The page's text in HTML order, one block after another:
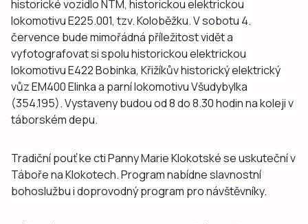
historické vozidlo NTM, historickou elektrickou
lokomotivu E225.001, tzv. Koloběžku. V sobotu 4.
července bude mimořádná příležitost vidět a
vyfotografovat si spolu historickou elektrickou
lokomotivu E422 Bobinka, Křižíkův historický elektrický
vůz EM400 Elinka a parní lokomotivu Všudybylka
(354.195). Vystaveny budou od 8 do 8.30 hodin na koleji v
táborském depu.
Tradiční pouť ke cti Panny Marie Klokotské se uskuteční v
Táboře na Klokotech. Program nabídne slavnostní
bohoslužbu i doprovodný program pro návštěvníky.